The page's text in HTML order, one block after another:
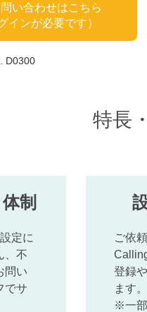
い合わせはこちら
インが必要です）
D0300
特長
制
定に
、不
問い
でサ
ご依
登録
ます。
※一